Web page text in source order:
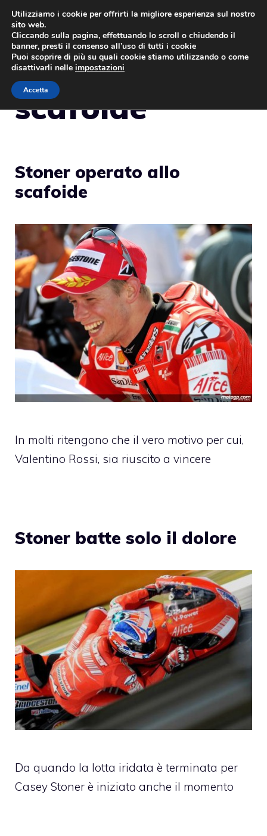
Vai
contenuto
scafoide
Stoner operato allo
scafoide
In molti ritengono che il vero motivo per cui,
Valentino Rossi, sia riuscito a vincere
Stoner batte solo il dolore
Da quando la lotta iridata è terminata per
Casey Stoner è iniziato anche il momento
Utilizziamo i cookie per offrirti la migliore esperienza sul nostro
sito web.
Cliccando sulla pagina, effettuando lo scroll o chiudendo il
banner, presti il consenso all’uso di tutti i cookie
Puoi scoprire di più su quali cookie stiamo utilizzando o come
disattivarli nelle impostazioni
Accetta